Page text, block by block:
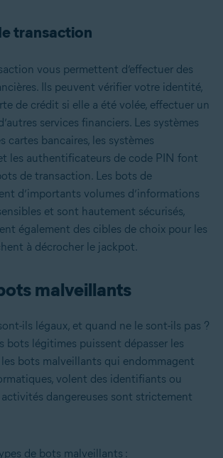
transaction
vous permettent d’effectuer des
Ils peuvent vérifier votre identité,
de crédit si elle a été volée, effectuer un
services financiers. Les systèmes
cartes bancaires, les systèmes
les authentificateurs de code PIN font
de transaction. Les bots de
d’importants volumes d’informations
et sont hautement sécurisés,
également des cibles de choix pour les
à décrocher le jackpot.
malveillants
ils légaux, et quand ne le sont-ils pas ?
bots légitimes puissent dépasser les
les bots malveillants qui endommagent
volent des identifiants ou
activités dangereuses sont strictement
de bots malveillants :